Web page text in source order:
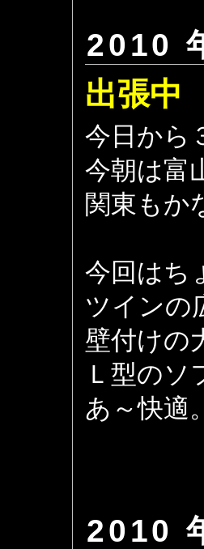
2010
出張中
今日から
今朝は富
関東もか
今回はち
ツインの
壁付けの
Ｌ型のソ
あ～快適
2010